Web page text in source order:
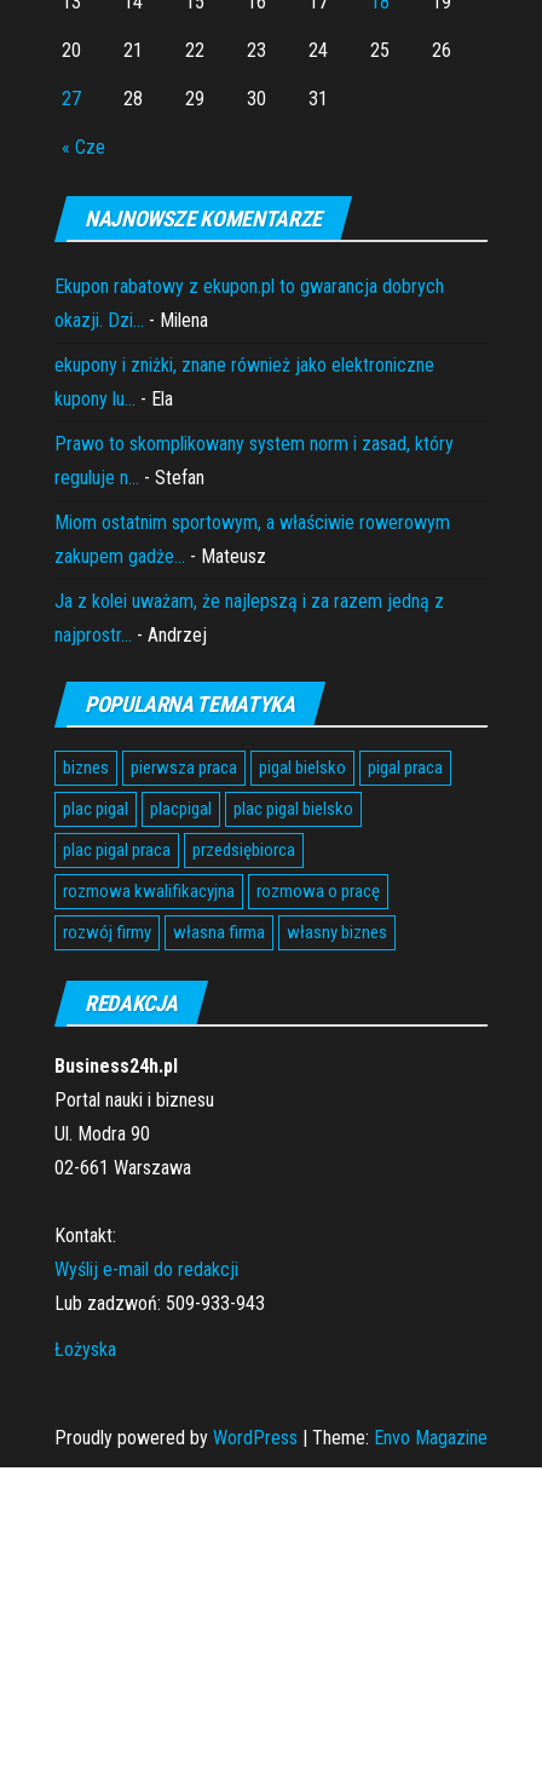
« Cze
20 21 22 23 24 25 26
27 28 29 30 31
NAJNOWSZE KOMENTARZE
Ekupon rabatowy z ekupon.pl to gwarancja dobrych
okazji. Dzi... - Milena
ekupony i zniżki, znane również jako elektroniczne
kupony lu... - Ela
Prawo to skomplikowany system norm i zasad, który
reguluje n... - Stefan
Miom ostatnim sportowym, a właściwie rowerowym
zakupem gadże... - Mateusz
Ja z kolei uważam, że najlepszą i za razem jedną z
najprostr... - Andrzej
POPULARNA TEMATYKA
biznes pierwsza praca pigal bielsko
pigal praca
plac pigal
placpigal
plac pigal bielsko
plac pigal praca
przedsiębiorca
rozmowa kwalifikacyjna
rozmowa o pracę
rozwój firmy
własna firma własny biznes
REDAKCJA
Business24h.pl
Portal nauki i biznesu
Ul. Modra 90
02-661 Warszawa
Kontakt:
Wyślij e-mail do redakcji
Lub zadzwoń: 509-933-943
Łożyska
Proudly powered by WordPress | Theme: Envo Magazine